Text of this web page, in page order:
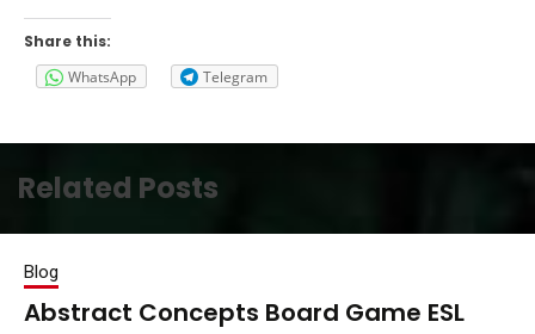
Share this:
WhatsApp
Telegram
Related Posts
Blog
Abstract Concepts Board Game ESL